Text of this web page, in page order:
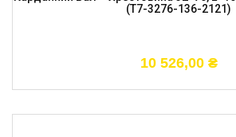
(T7-3276-136-2121)
10 526,00 ₴